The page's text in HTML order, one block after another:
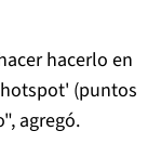
hacerlo en
(puntos
agregó.